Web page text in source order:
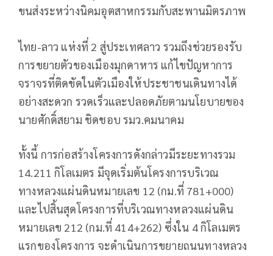
ขนส่งระหว่างนิคมอุตสาหกรรมกับสะพานมิตรภาพ
ไทย-ลาว แห่งที่ 2 สู่ประเทศลาว รวมถึงช่วยรองรับ
การขยายตัวของเมืองมุกดาหาร แก้ไขปัญหาการ
จราจรที่ติดขัดในตัวเมืองให้ประชาชนเดินทางได้
อย่างสะดวก รวดเร็วและปลอดภัยตามนโยบายของ
นายศักดิ์สยาม ชิดชอบ รมว.คมนาคม
ทั้งนี้ การก่อสร้างโครงการดังกล่าวมีระยะทางรวม
14.211 กิโลเมตร มีจุดเริ่มต้นโครงการบริเวณ
ทางหลวงแผ่นดินหมายเลข 12 (กม.ที่ 781+000)
และไปสิ้นสุดโครงการที่บริเวณทางหลวงแผ่นดิน
หมายเลข 212 (กม.ที่ 414+262) ซึ่งใน 4 กิโลเมตร
แรกของโครงการ จะดำเนินการขยายถนนทางหลวง